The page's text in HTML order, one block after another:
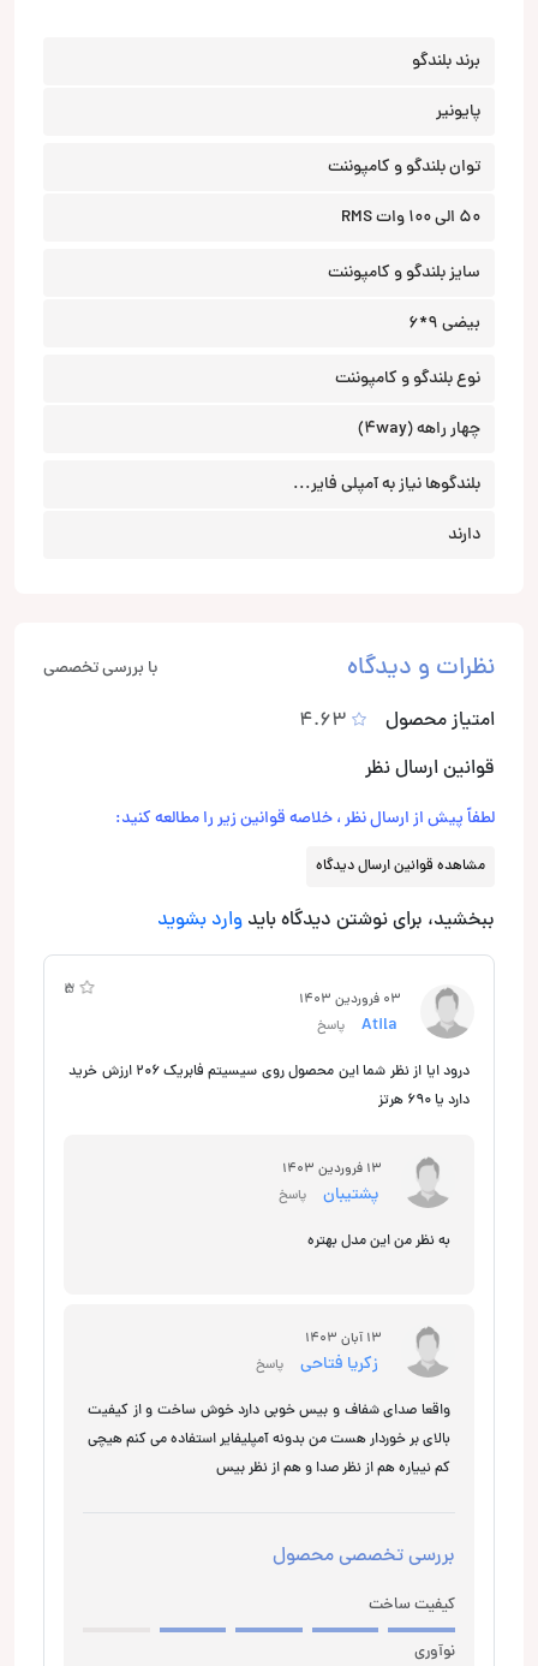
برند بلندگو
پایونیر
توان بلندگو و کامپوننت
50 الی 100 وات RMS
سایز بلندگو و کامپوننت
بیضی 9*6
نوع بلندگو و کامپوننت
چهار راهه (4way)
بلندگوها نیاز به آمپلی فایر...
دارند
نظرات و دیدگاه با بررسی تخصصی
امتیاز محصول
4.63
قوانین ارسال نظر
لطفاً پیش از ارسال نظر ، خلاصه قوانین زیر را مطالعه کنید:
مشاهده قوانین ارسال دیدگاه
ببخشید، برای نوشتن دیدگاه باید وارد بشوید
3 03 فروردین 1403
پاسخ
درود ایا از نظر شما این محصول روی سیسیتم فابریک ۲۰۶ ارزش خرید
دارد یا ۶۹۰ هرتز
13 فروردین 1403
پشتیبان پاسخ
به نظر من این مدل بهتره
5
13 آبان 1403
زکریا فتاحی پاسخ
واقعا صدای شفاف و بیس خوبی دارد خوش ساخت و از کیفیت
بالای بر خوردار هست من بدونه آمپلیفایر استفاده می کنم هیچی
کم نییاره هم از نظر صدا و هم از نظر بیس
بررسی تخصصی محصول
کیفیت ساخت
نوآوری